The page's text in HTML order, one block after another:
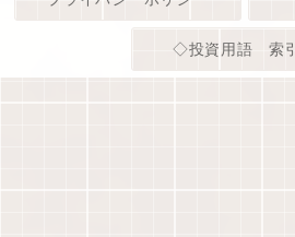
◇投資用語 索